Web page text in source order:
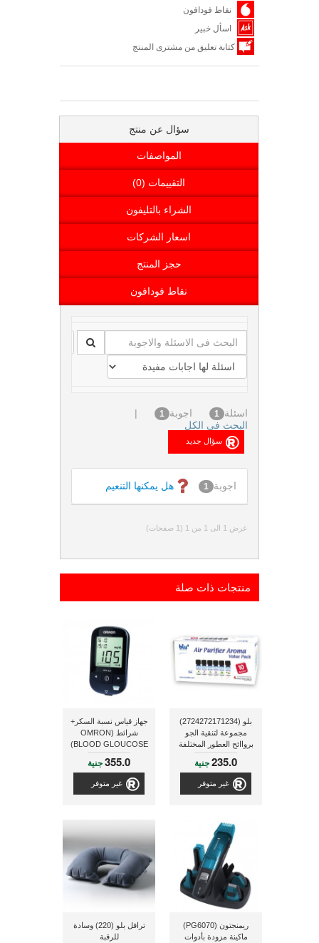
نقاط فودافون
اسأل خبير
كتابة تعليق من مشترى المنتج
سؤال عن منتج
المواصفات
التقييمات (0)
الشراء بالتليفون
اسعار الشركات
حجز المنتج
نقاط فودافون
اسئلة 1 اجوبة 1
|
البحث فى الكل
هل يمكنها التنعيم اجوبة 1
عرض 1 الى 1 من 1 (1 صفحات)
منتجات ذات صلة
بلو (2724272171234)
مجموعة لتنقية الجو
برواائح العطور المختلفة
ومكونة من 10 زجاجات
235.0جنية
غير متوفر
جهاز قياس نسبة السكر+
شرائط (OMRON
BLOOD GLOUCOSE)
355.0جنية
غير متوفر
ريمنجتون (PG6070)
ماكينة مزودة بأدوات
ترافل بلو (220) وسادة
للرقبة